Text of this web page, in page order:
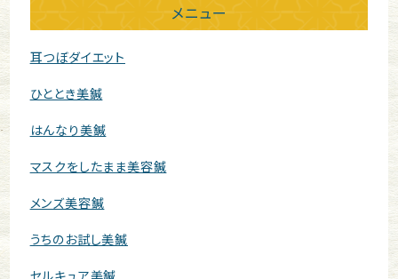
メニュー
耳つぼダイエット
ひととき美鍼
はんなり美鍼
マスクをしたまま美容鍼
メンズ美容鍼
うちのお試し美鍼
セルキュア美鍼